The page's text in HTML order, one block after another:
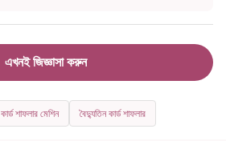
এখনই জিজ্ঞাসা করুন
কার্ড শাফলার মেশিন বৈদ্যুতিন কার্ড শাফলার